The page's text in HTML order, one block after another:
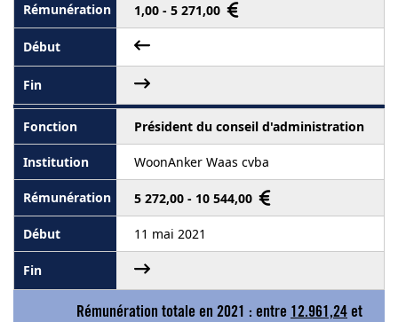
1,00 - 5 271,00
Président du conseil d'administration
WoonAnker Waas cvba
5 272,00 - 10 544,00
11 mai 2021
Rémunération totale en 2021 : entre 12.961,24 et